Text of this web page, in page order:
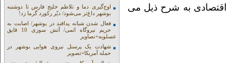
به شرح ذیل می
اوج‌گیری دما و تلاطم خلیج فارس تا دوشنبه
بوشهر داغ‌تر می‌شود/ دیّر رکورد گرما زد!
فعال شدن شبانه پدافند در بوشهر/ اصابت به
حریم نیروگاه اتمی/ آتش سوزی 10 قایق
عسلویه+نصاویر
شهادت یک پرسنل نیروی هوایی بوشهر در
حمله آمریکا+تصویر